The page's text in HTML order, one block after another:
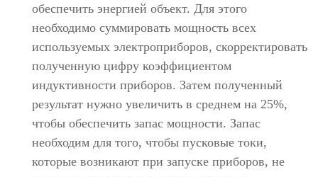
обеспечить энергией объект. Для этого
необходимо суммировать мощность всех
используемых электроприборов, скорректировать
полученную цифру коэффициентом
индуктивности приборов. Затем полученный
результат нужно увеличить в среднем на 25%,
чтобы обеспечить запас мощности. Запас
необходим для того, чтобы пусковые токи,
которые возникают при запуске приборов, не